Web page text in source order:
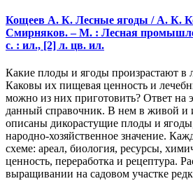
Кощеев А. К. Лесные ягоды / А. К.
Смирняков. – М. : Лесная
с. : ил., [2] л. цв. ил.
Какие плоды и ягоды произрастают в
Каковы их пищевая ценность и
можно из них приготовить? Ответ на
данный справочник. В нем в живой и
описаны дикорастущие плоды и
народно-хозяйственное значение.
схеме: ареал, биология, ресурсы,
ценность, переработка и рецептура.
выращивании на садовом участке